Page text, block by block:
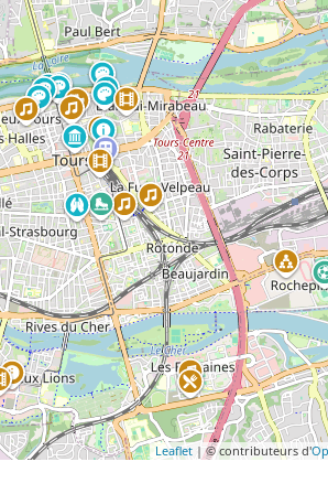
Leaflet | © contributeurs d'